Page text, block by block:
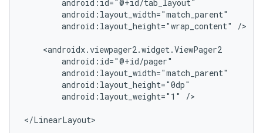
android:layout_height="wrap_content"
/>
android:layout_weight="1"
/>